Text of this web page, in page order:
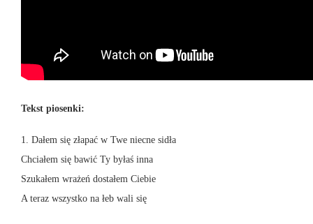
Tekst piosenki:
1. Dałem się złapać w Twe niecne sidła
Chciałem się bawić Ty byłaś inna
Szukałem wrażeń dostałem Ciebie
A teraz wszystko na łeb wali się